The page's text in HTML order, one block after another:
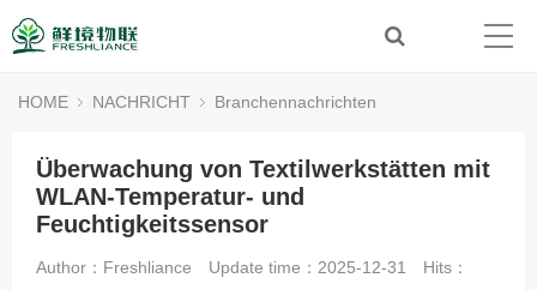
HOME NACHRICHT Branchennachrichten
Überwachung von Textilwerkstätten mit
WLAN-Temperatur- und
Feuchtigkeitssensor
Author：Freshliance Update time：2025-12-31
Hits：